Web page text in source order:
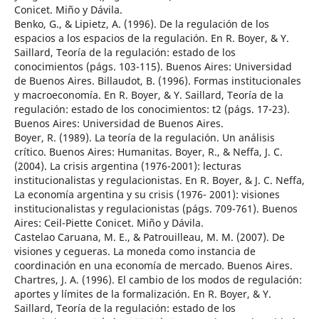
Conicet. Miño y Dávila.
Benko, G., & Lipietz, A. (1996). De la regulación de los
espacios a los espacios de la regulación. En R. Boyer, & Y.
Saillard, Teoría de la regulación: estado de los
conocimientos (págs. 103-115). Buenos Aires: Universidad
de Buenos Aires. Billaudot, B. (1996). Formas institucionales
y macroeconomía. En R. Boyer, & Y. Saillard, Teoría de la
regulación: estado de los conocimientos: t2 (págs. 17-23).
Buenos Aires: Universidad de Buenos Aires.
Boyer, R. (1989). La teoría de la regulación. Un análisis
crítico. Buenos Aires: Humanitas. Boyer, R., & Neffa, J. C.
(2004). La crisis argentina (1976-2001): lecturas
institucionalistas y regulacionistas. En R. Boyer, & J. C. Neffa,
La economía argentina y su crisis (1976- 2001): visiones
institucionalistas y regulacionistas (págs. 709-761). Buenos
Aires: Ceil-Piette Conicet. Miño y Dávila.
Castelao Caruana, M. E., & Patrouilleau, M. M. (2007). De
visiones y cegueras. La moneda como instancia de
coordinación en una economía de mercado. Buenos Aires.
Chartres, J. A. (1996). El cambio de los modos de regulación:
aportes y límites de la formalización. En R. Boyer, & Y.
Saillard, Teoría de la regulación: estado de los